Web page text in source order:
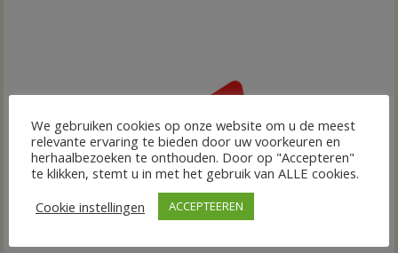
We gebruiken cookies op onze website om u de meest
relevante ervaring te bieden door uw voorkeuren en
herhaalbezoeken te onthouden. Door op "Accepteren"
te klikken, stemt u in met het gebruik van ALLE cookies.
Cookie instellingen
ACCEPTEEREN